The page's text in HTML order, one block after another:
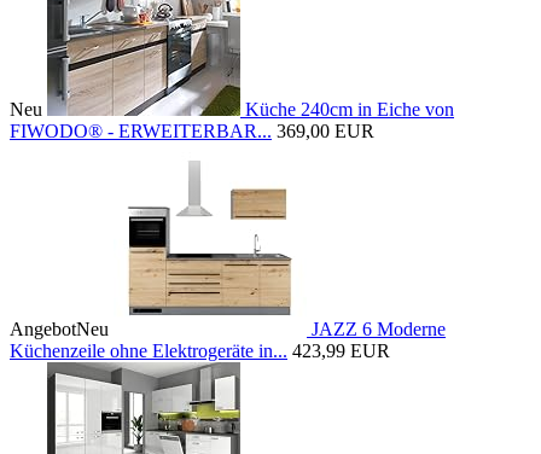
Neu
Küche 240cm in Eiche von
FIWODO® - ERWEITERBAR... 369,00 EUR
AngebotNeu
JAZZ 6 Moderne
Küchenzeile ohne Elektrogeräte in... 423,99 EUR